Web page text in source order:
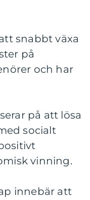
snabbt växa
på
och har
på att lösa
socialt
vinning.
innebär att